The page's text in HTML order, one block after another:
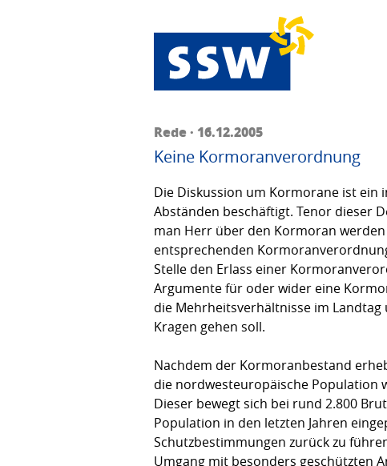
Rede · 16.12.2005
Keine Kormoranverordnung
Die Diskussion um Kormorane ist ein
Abständen beschäftigt. Tenor dieser
man Herr über den Kormoran
entsprechenden
Stelle den Erlass einer
Argumente für oder wider eine
die Mehrheitsverhältnisse im Landtag
Kragen gehen soll.
Nachdem der Kormoranbestand
die nordwesteuropäische Population
Dieser bewegt sich bei rund 2.800
Population in den letzten Jahren
Schutzbestimmungen zurück zu
Umgang mit besonders geschützten